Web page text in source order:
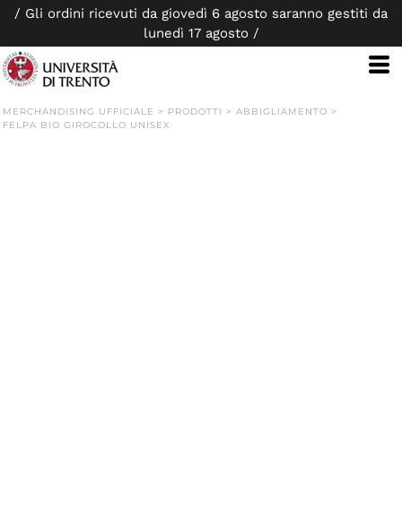
/ Gli ordini ricevuti da giovedì 6 agosto saranno gestiti da
lunedì 17 agosto /
MERCHANDISING UFFICIALE > PRODOTTI > ABBIGLIAMENTO >
FELPA BIO GIROCOLLO UNISEX